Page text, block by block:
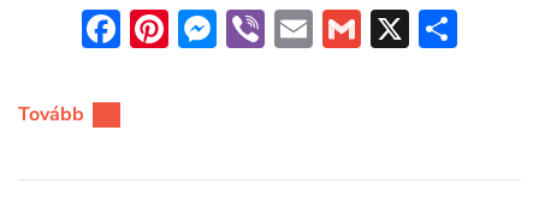
Facebook
Pinterest
Messenger
ViberEmailGmail
X
Tovább